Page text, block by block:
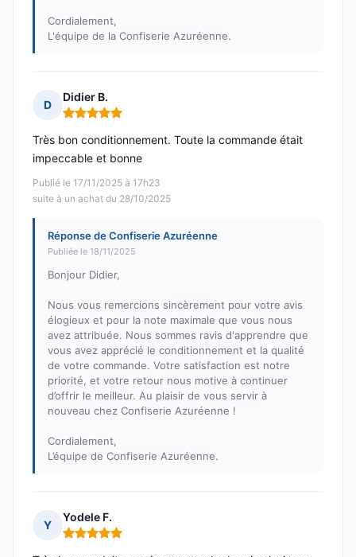
Cordialement,
L'équipe de la Confiserie Azuréenne.
D
Didier B.
Note : 5 sur 5
Publié le 17/11/2025 à 17h23
suite à un achat du 28/10/2025
Très bon conditionnement. Toute la commande était
impeccable et bonne
Réponse de Confiserie Azuréenne
Publiée le 18/11/2025
Bonjour Didier,
Nous vous remercions sincèrement pour votre avis
élogieux et pour la note maximale que vous nous
avez attribuée. Nous sommes ravis d'apprendre que
vous avez apprécié le conditionnement et la qualité
de votre commande. Votre satisfaction est notre
priorité, et votre retour nous motive à continuer
d’offrir le meilleur. Au plaisir de vous servir à
nouveau chez Confiserie Azuréenne !
Cordialement,
L’équipe de Confiserie Azuréenne.
Y
Yodele F.
Note : 5 sur 5